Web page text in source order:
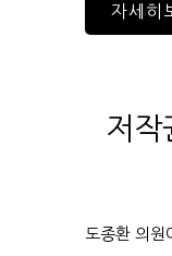
자세히
저작
도종환 의